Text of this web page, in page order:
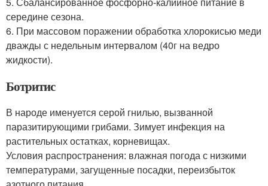
середине сезона.
6. При массовом поражении обработка хлорокисью меди
дважды с недельным интервалом (40г на ведро
жидкости).
Ботритис
В народе именуется серой гнилью, вызванной
паразитирующими грибами. Зимует инфекция на
растительных остатках, корневищах.
Условия распространения: влажная погода с низкими
температурами, загущенные посадки, переизбыток